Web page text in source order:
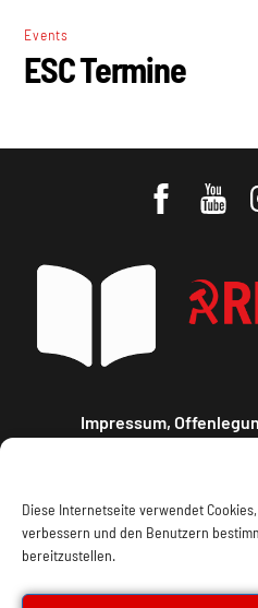
Diese Internetseite verwendet
verbessern und den Benutzern
bereitzustellen.
Events
ESC Termine
Impressum,